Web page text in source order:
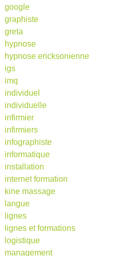
google
graphiste
greta
hypnose
hypnose ericksonienne
igs
imq
individuel
individuelle
infirmier
infirmiers
infographiste
informatique
installation
internet formation
kine massage
langue
lignes
lignes et formations
logistique
management